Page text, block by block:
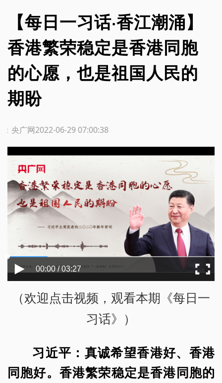
【每日一习话·香江潮涌】
香港繁荣稳定是香港同胞
的心愿，也是祖国人民的
期盼
2022-06-29 07:00:38
：央广网
00:00 / 03:27
（欢迎点击视频，观看本期《每日一
习话》）
习近平：真诚希望香港好、香港
同胞好。香港繁荣稳定是香港同胞的